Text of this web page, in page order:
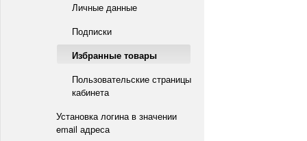
Личные данные
Подписки
Избранные товары
Пользовательские страницы
кабинета
Установка логина в значении
email адреса